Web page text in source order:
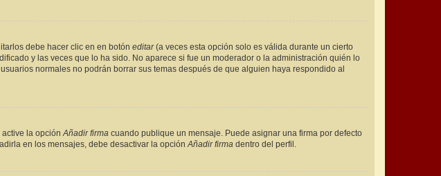
debe hacer clic en en botón editar(a veces esta opción solo es válida durante un cierto
y las veces que lo ha sido. No aparece si fue un moderador o la administración quién lo
normales no podrán borrar sus temas después de que alguien haya respondido al
active la opciónAñadir firma cuando publique un mensaje. Puede asignar una firma por defecto
en los mensajes, debe desactivar la opciónAñadir firma dentro del perfil.